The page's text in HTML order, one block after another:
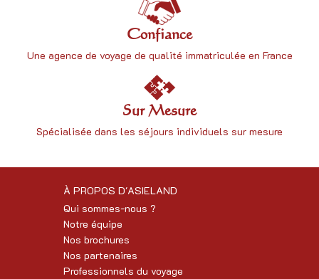
Confiance
Une agence de voyage de qualité immatriculée en France
Sur Mesure
Spécialisée dans les séjours individuels sur mesure
À PROPOS D'ASIELAND
Qui sommes-nous ?
Notre équipe
Nos brochures
Nos partenaires
Professionnels du voyage